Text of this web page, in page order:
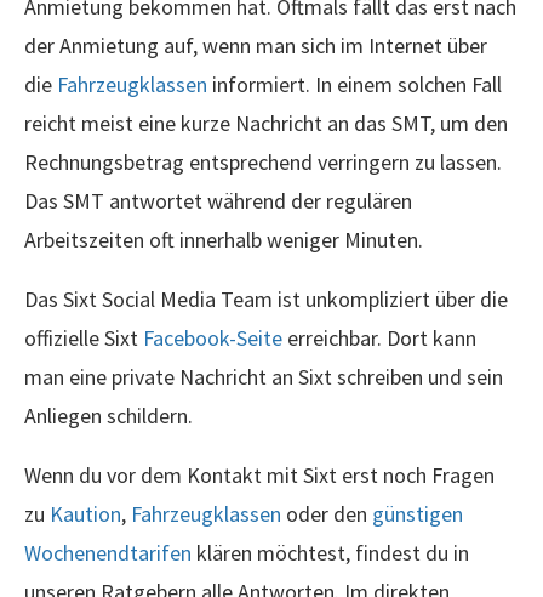
Anmietung bekommen hat. Oftmals fällt das erst nach
der Anmietung auf, wenn man sich im Internet über
die Fahrzeugklassen informiert. In einem solchen Fall
reicht meist eine kurze Nachricht an das SMT, um den
Rechnungsbetrag entsprechend verringern zu lassen.
Das SMT antwortet während der regulären
Arbeitszeiten oft innerhalb weniger Minuten.
Das Sixt Social Media Team ist unkompliziert über die
offizielle Sixt Facebook-Seite erreichbar. Dort kann
man eine private Nachricht an Sixt schreiben und sein
Anliegen schildern.
Wenn du vor dem Kontakt mit Sixt erst noch Fragen
zu Kaution, Fahrzeugklassen oder den günstigen
Wochenendtarifen klären möchtest, findest du in